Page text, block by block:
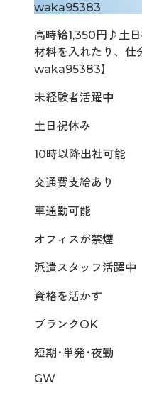
waka95383
高時給1,350円♪土
材料を入れたり、
waka95383】
未経験者活躍中
土日祝休み
10時以降出社可能
交通費支給あり
車通勤可能
オフィスが禁煙
派遣スタッフ活躍中
資格を活かす
ブランクOK
短期･単発･夜勤
GW